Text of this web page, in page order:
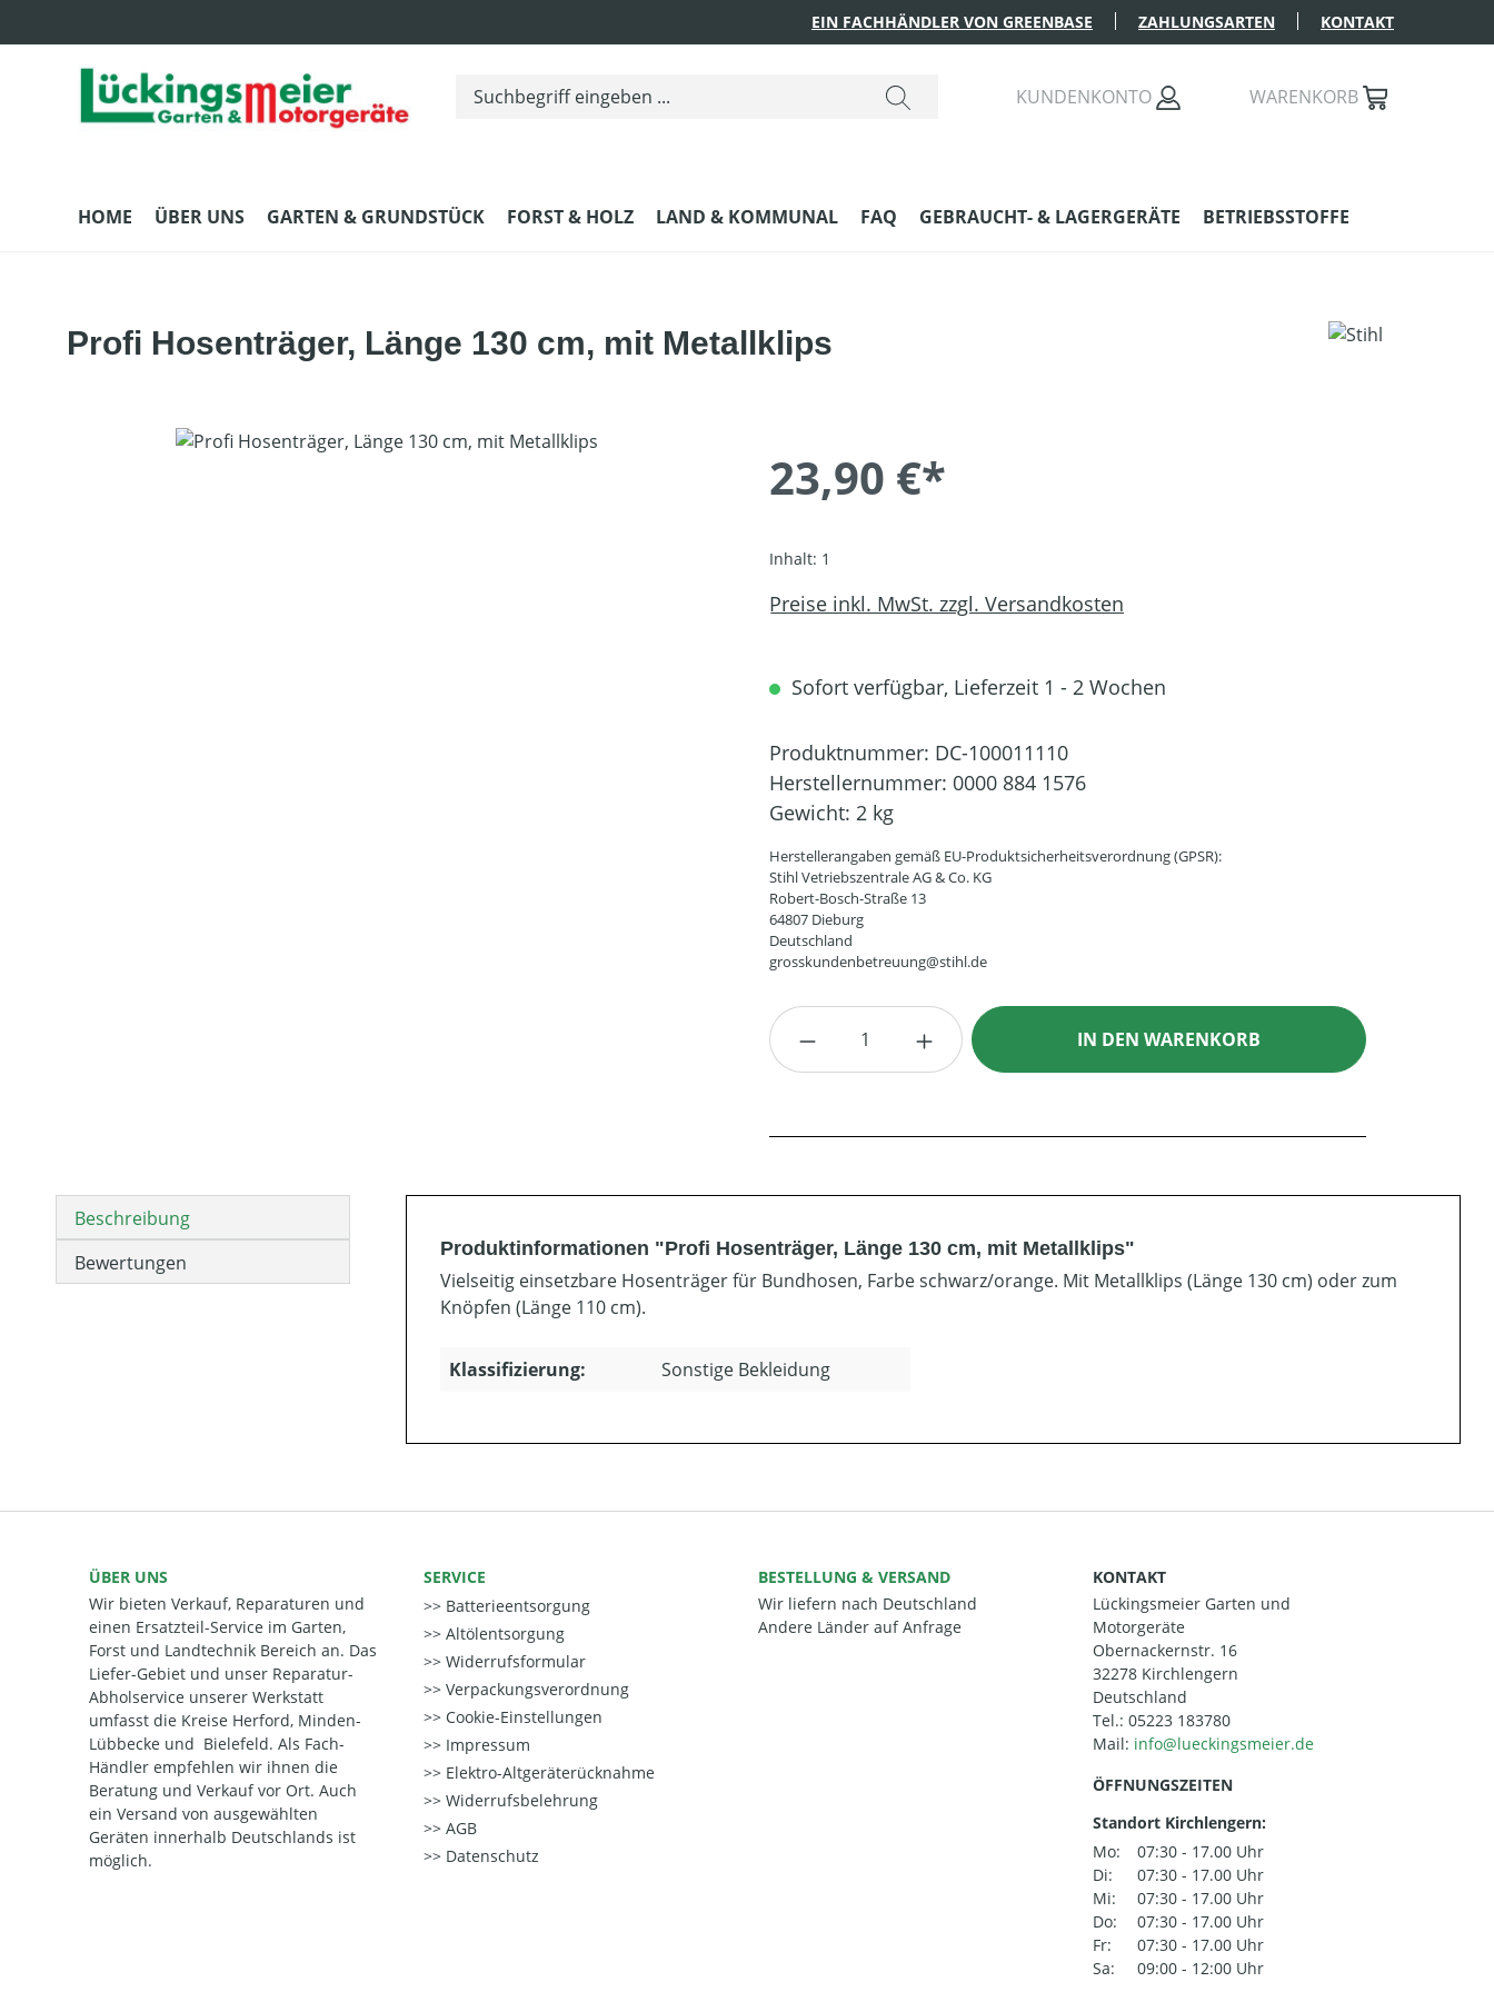
EIN FACHHÄNDLER VON GREENBASE ZAHLUNGSARTEN KONTAKT
KUNDENKONTO WARENKORB
HOME ÜBER UNS GARTEN & GRUNDSTÜCK FORST & HOLZ LAND & KOMMUNAL FAQ GEBRAUCHT- & LAGERGERÄTE BETRIEBSSTOFFE
Profi Hosenträger, Länge 130 cm, mit Metallklips
Bildergalerie überspringen
23,90 €*
Inhalt: 1
Preise inkl. MwSt. zzgl. Versandkosten
Sofort verfügbar, Lieferzeit 1 - 2 Wochen
Produktnummer: DC-100011110
Herstellernummer: 0000 884 1576
Gewicht: 2 kg
Herstellerangaben gemäß EU-Produktsicherheitsverordnung (GPSR):
Stihl Vetriebszentrale AG & Co. KG
Robert-Bosch-Straße 13
64807 Dieburg
Deutschland
grosskundenbetreuung@stihl.de
Produkt Anzahl: Gib den gewünschten Wert ein oder
IN DEN WARENKORB
Beschreibung
Bewertungen
Produktinformationen "Profi Hosenträger, Länge 130 cm, mit Metallklips"
Vielseitig einsetzbare Hosenträger für Bundhosen, Farbe schwarz/orange. Mit Metallklips (Länge 130 cm) oder zum
Knöpfen (Länge 110 cm).
Klassifizierung: Sonstige Bekleidung
ÜBER UNS
Wir bieten Verkauf, Reparaturen und
einen Ersatzteil-Service im Garten,
Forst und Landtechnik Bereich an. Das
Liefer-Gebiet und unser Reparatur-
Abholservice unserer Werkstatt
umfasst die Kreise Herford, Minden-
Lübbecke und Bielefeld. Als Fach-
Händler empfehlen wir ihnen die
Beratung und Verkauf vor Ort. Auch
ein Versand von ausgewählten
Geräten innerhalb Deutschlands ist
möglich.
SERVICE
Batterieentsorgung
Altölentsorgung
Widerrufsformular
Verpackungsverordnung
Cookie-Einstellungen
Impressum
Elektro-Altgeräterücknahme
Widerrufsbelehrung
AGB
Datenschutz
BESTELLUNG & VERSAND
Wir liefern nach Deutschland
Andere Länder auf Anfrage
KONTAKT
Lückingsmeier Garten und
Motorgeräte
Obernackernstr. 16
32278 Kirchlengern
Deutschland
Tel.: 05223 183780
Mail:
ÖFFNUNGSZEITEN
Standort Kirchlengern:
Mo:
07:30 - 17.00 Uhr
Di:
07:30 - 17.00 Uhr
Mi:
07:30 - 17.00 Uhr
Do:
07:30 - 17.00 Uhr
Fr:
07:30 - 17.00 Uhr
Sa:
09:00 - 12:00 Uhr